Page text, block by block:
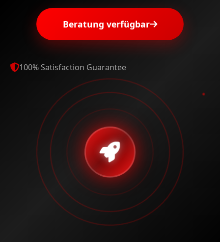
Beratung verfügbar
100% Satisfaction Guarantee